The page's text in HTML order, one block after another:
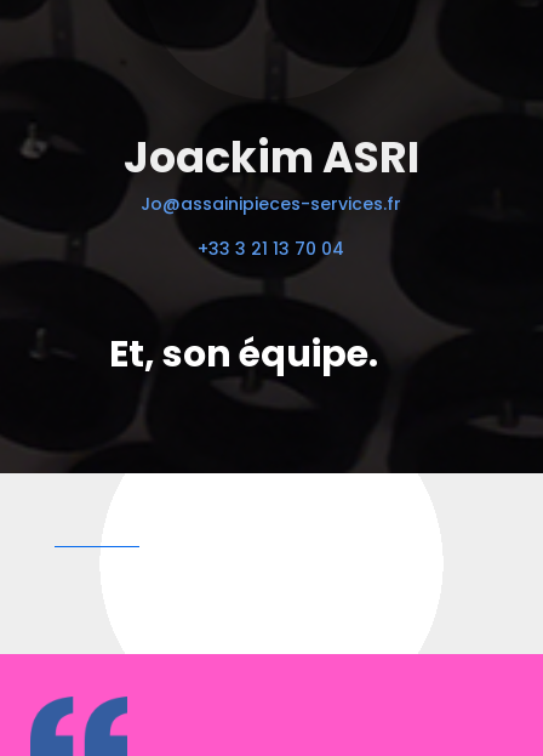
Joackim ASRI
Jo@assainipieces-services.fr
+33 3 21 13 70 04
Et, son équipe.